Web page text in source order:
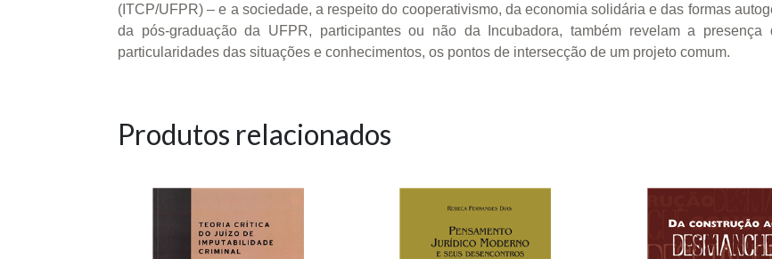
(ITCP/UFPR) – e a sociedade, a respeito do cooperativismo, da economia solidária e das formas
da pós-graduação da UFPR, participantes ou não da Incubadora, também revelam a presença
particularidades das situações e conhecimentos, os pontos de intersecção de um projeto comum.
Produtos relacionados